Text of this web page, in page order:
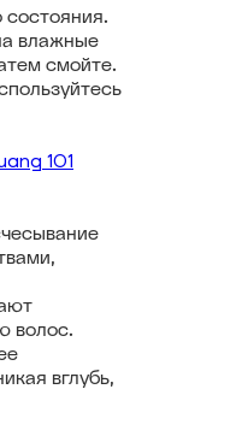
влажные
смойте.
101
волос.
вглубь,